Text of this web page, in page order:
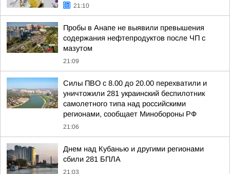
21:10
Пробы в Анапе не выявили превышения
содержания нефтепродуктов после ЧП с
мазутом
21:09
Силы ПВО с 8.00 до 20.00 перехватили и
уничтожили 281 украинский беспилотник
самолетного типа над российскими
регионами, сообщает Минобороны РФ
21:06
Днем над Кубанью и другими регионами
сбили 281 БПЛА
21:03